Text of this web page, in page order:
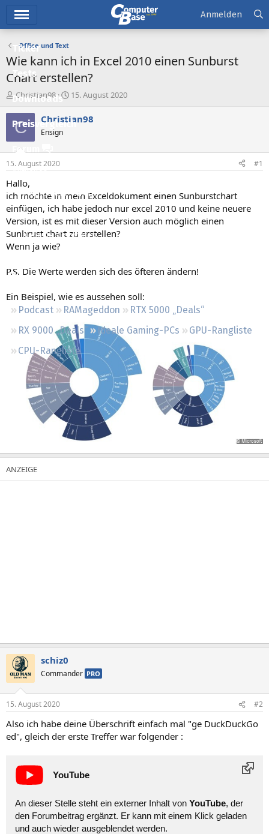
Ticker
Tests
Downloads
Preisvergleich
Forum
Aktuelles
Empfohlene Inhalte
Neue Beiträge
Neueste Aktivitäten
Regeln
Podcast RAMageddon
RTX 5000 „Deals“
RX 9000 „Deals“
Ideale Gaming-PCs
GPU-Rangliste
CPU-Rangliste
Anmelden
Office und Text
Wie kann ich in Excel 2010 einen Sunburst
Chart erstellen?
E
r
s
t
e
r
Christian98
E
s
t
15. August 2020
C Christian98
Ensign
15. August 2020 #1
Hallo,
ich möchte in mein Exceldokument einen Sunburstchart
einfügen, ich habe jedoch nur excel 2010 und keine neuere
Version, ist es mit dieser Version auch möglich einen
Sunbrust chart zu erstellen?
Wenn ja wie?
P.S. Die Werte werden sich des öfteren ändern!
Ein Beispiel, wie es aussehen soll:
schiz0
Commander PRO
15. August 2020 #2
Also ich habe deine Überschrift einfach mal "ge DuckDuckGo
ed", gleich der erste Treffer war folgender :
YouTube
An dieser Stelle steht ein externer Inhalt von YouTube, der
den Forumbeitrag ergänzt. Er kann mit einem Klick geladen
und auch wieder ausgeblendet werden.